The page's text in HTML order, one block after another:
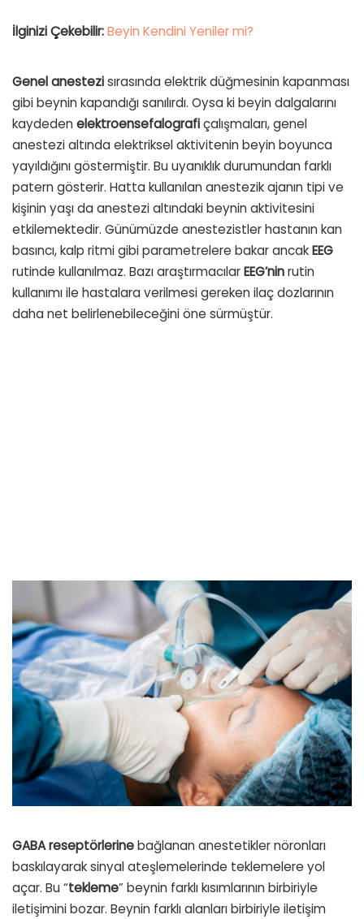
İlginizi Çekebilir:Beyin Kendini Yeniler mi?
Genel anestezisırasında elektrik düğmesinin kapanması
gibi beynin kapandığı sanılırdı. Oysa ki beyin dalgalarını
kaydeden elektroensefalografiçalışmaları, genel
anestezi altında elektriksel aktivitenin beyin boyunca
yayıldığını göstermiştir. Bu uyanıklık durumundan farklı
patern gösterir. Hatta kullanılan anestezik ajanın tipi ve
kişinin yaşı da anestezi altındaki beynin aktivitesini
etkilemektedir. Günümüzde anestezistler hastanın kan
basıncı, kalp ritmi gibi parametrelere bakar ancakEEG
rutinde kullanılmaz. Bazı araştırmacılarEEG’ninrutin
kullanımı ile hastalara verilmesi gereken ilaç dozlarının
daha net belirlenebileceğini öne sürmüştür.
GABAreseptörlerinebağlanan anestetikler nöronları
baskılayarak sinyal ateşlemelerinde teklemelere yol
açar. Bu “tekleme” beynin farklı kısımlarının birbiriyle
iletişimini bozar. Beynin farklı alanları birbiriyle iletişim